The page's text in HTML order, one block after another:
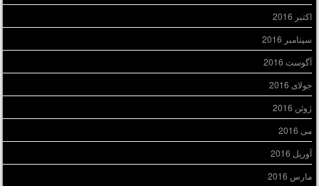
اکتبر 2016
سپتامبر 2016
آگوست 2016
جولای 2016
ژوئن 2016
می 2016
آوریل 2016
مارس 2016